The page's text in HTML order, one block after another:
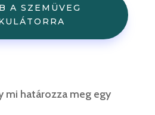
A SZEMÜVEG
mi határozza meg egy